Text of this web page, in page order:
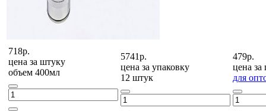
718р.
цена за штуку
объем 400мл
5741р.
цена за упаковку
12 штук
479р.
цена за
для